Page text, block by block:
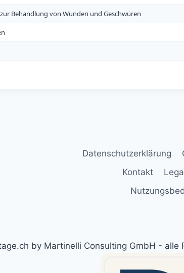
Behandlung von Wunden und Geschwüren
Datenschutzerklärung
Kontakt
by Martinelli Consulting GmbH - alle